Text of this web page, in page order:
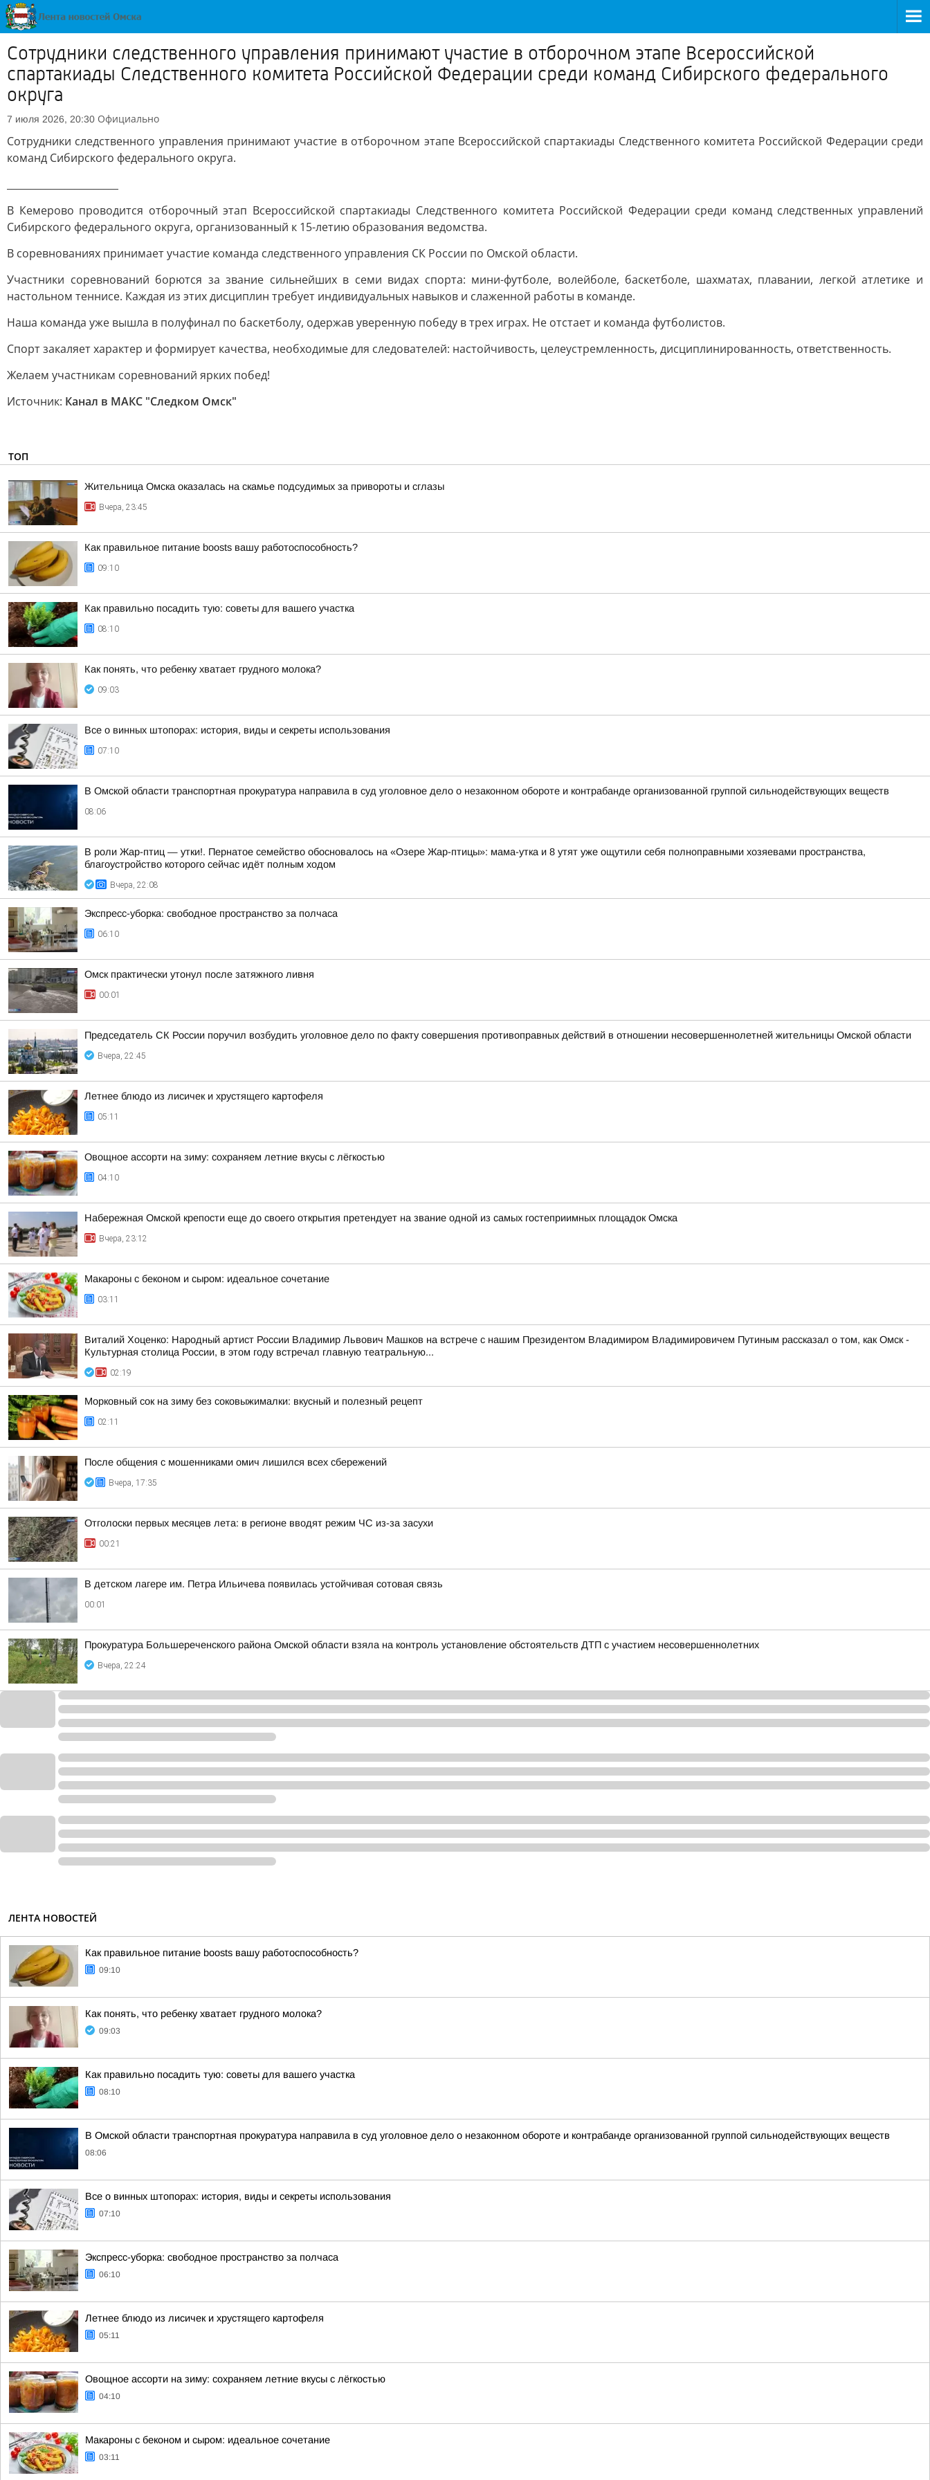
Сотрудники следственного управления принимают участие в отборочном этапе Всероссийской
спартакиады Следственного комитета Российской Федерации среди команд Сибирского федерального
округа
7 июля 2026, 20:30 Официально
Сотрудники следственного управления принимают участие в отборочном этапе Всероссийской спартакиады Следственного комитета Российской Федерации среди
команд Сибирского федерального округа.
В Кемерово проводится отборочный этап Всероссийской спартакиады Следственного комитета Российской Федерации среди команд следственных управлений
Сибирского федерального округа, организованный к 15-летию образования ведомства.
В соревнованиях принимает участие команда следственного управления СК России по Омской области.
Участники соревнований борются за звание сильнейших в семи видах спорта: мини-футболе, волейболе, баскетболе, шахматах, плавании, легкой атлетике и
настольном теннисе. Каждая из этих дисциплин требует индивидуальных навыков и слаженной работы в команде.
Наша команда уже вышла в полуфинал по баскетболу, одержав уверенную победу в трех играх. Не отстает и команда футболистов.
Спорт закаляет характер и формирует качества, необходимые для следователей: настойчивость, целеустремленность, дисциплинированность, ответственность.
Желаем участникам соревнований ярких побед!
Источник: Канал в МАКС "Следком Омск"
ТОП
Жительница Омска оказалась на скамье подсудимых за привороты и сглазы
Вчера, 23:45
Как правильное питание boosts вашу работоспособность?
09:10
Как правильно посадить тую: советы для вашего участка
08:10
Как понять, что ребенку хватает грудного молока?
09:03
Все о винных штопорах: история, виды и секреты использования
07:10
В Омской области транспортная прокуратура направила в суд уголовное дело о незаконном обороте и контрабанде организованной группой сильнодействующих веществ
08:06
В роли Жар-птиц — утки!. Пернатое семейство обосновалось на «Озере Жар-птицы»: мама-утка и 8 утят уже ощутили себя полноправными хозяевами пространства,
благоустройство которого сейчас идёт полным ходом
Вчера, 22:08
Экспресс-уборка: свободное пространство за полчаса
06:10
Омск практически утонул после затяжного ливня
00:01
Председатель СК России поручил возбудить уголовное дело по факту совершения противоправных действий в отношении несовершеннолетней жительницы Омской области
Вчера, 22:45
Летнее блюдо из лисичек и хрустящего картофеля
05:11
Овощное ассорти на зиму: сохраняем летние вкусы с лёгкостью
04:10
Набережная Омской крепости еще до своего открытия претендует на звание одной из самых гостеприимных площадок Омска
Вчера, 23:12
Макароны с беконом и сыром: идеальное сочетание
03:11
Виталий Хоценко: Народный артист России Владимир Львович Машков на встрече с нашим Президентом Владимиром Владимировичем Путиным рассказал о том, как Омск -
Культурная столица России, в этом году встречал главную театральную...
02:19
Морковный сок на зиму без соковыжималки: вкусный и полезный рецепт
02:11
После общения с мошенниками омич лишился всех сбережений
Вчера, 17:35
Отголоски первых месяцев лета: в регионе вводят режим ЧС из-за засухи
00:21
В детском лагере им. Петра Ильичева появилась устойчивая сотовая связь
00:01
Прокуратура Большереченского района Омской области взяла на контроль установление обстоятельств ДТП с участием несовершеннолетних
Вчера, 22:24
ЛЕНТА НОВОСТЕЙ
Как правильное питание boosts вашу работоспособность?
09:10
Как понять, что ребенку хватает грудного молока?
09:03
Как правильно посадить тую: советы для вашего участка
08:10
В Омской области транспортная прокуратура направила в суд уголовное дело о незаконном обороте и контрабанде организованной группой сильнодействующих веществ
08:06
Все о винных штопорах: история, виды и секреты использования
07:10
Экспресс-уборка: свободное пространство за полчаса
06:10
Летнее блюдо из лисичек и хрустящего картофеля
05:11
Овощное ассорти на зиму: сохраняем летние вкусы с лёгкостью
04:10
Макароны с беконом и сыром: идеальное сочетание
03:11